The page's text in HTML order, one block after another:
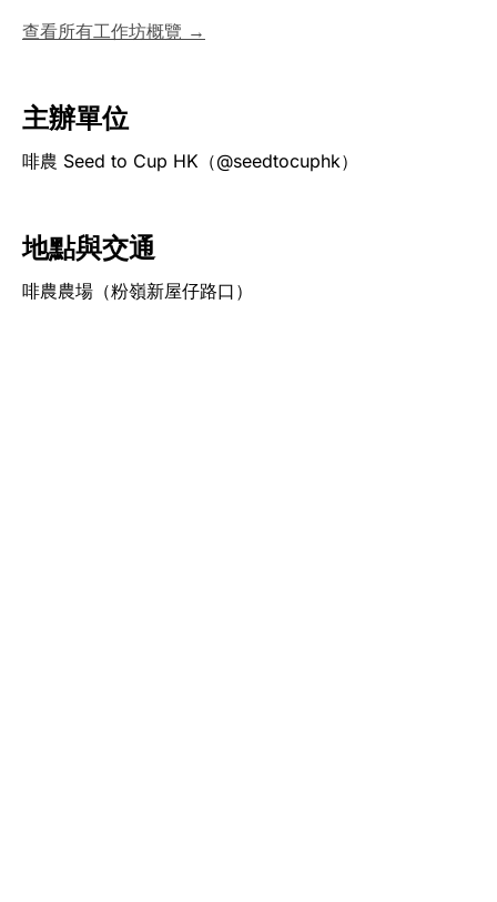
查看所有工作坊概覽 →
主辦單位
啡農 Seed to Cup HK（@seedtocuphk）
地點與交通
啡農農場（粉嶺新屋仔路口）